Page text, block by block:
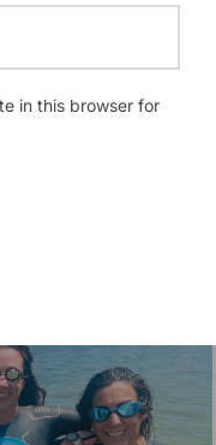
in this browser for